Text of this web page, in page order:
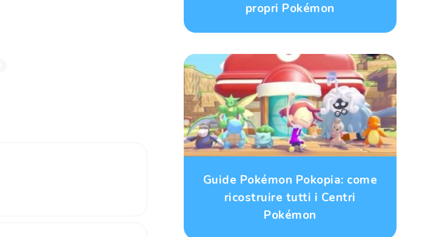
propri Pokémon
Guide Pokémon Pokopia: come
ricostruire tutti i Centri
Pokémon